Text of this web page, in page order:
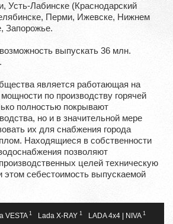
Усть-Лабинске (Краснодарский
Перми, Ижевске, Нижнем
Запорожье.
выпускать 36 млн.
является работающая на
по производству горячей
полностью покрывают
но и в значительной мере
их для снабжения города
Находящиеся в собственности
позволяют
целей техническую
этом себестоимость выпускаемой
VESTA1 Lada X-RAY 1 LADA 4x4 | NIVA 1